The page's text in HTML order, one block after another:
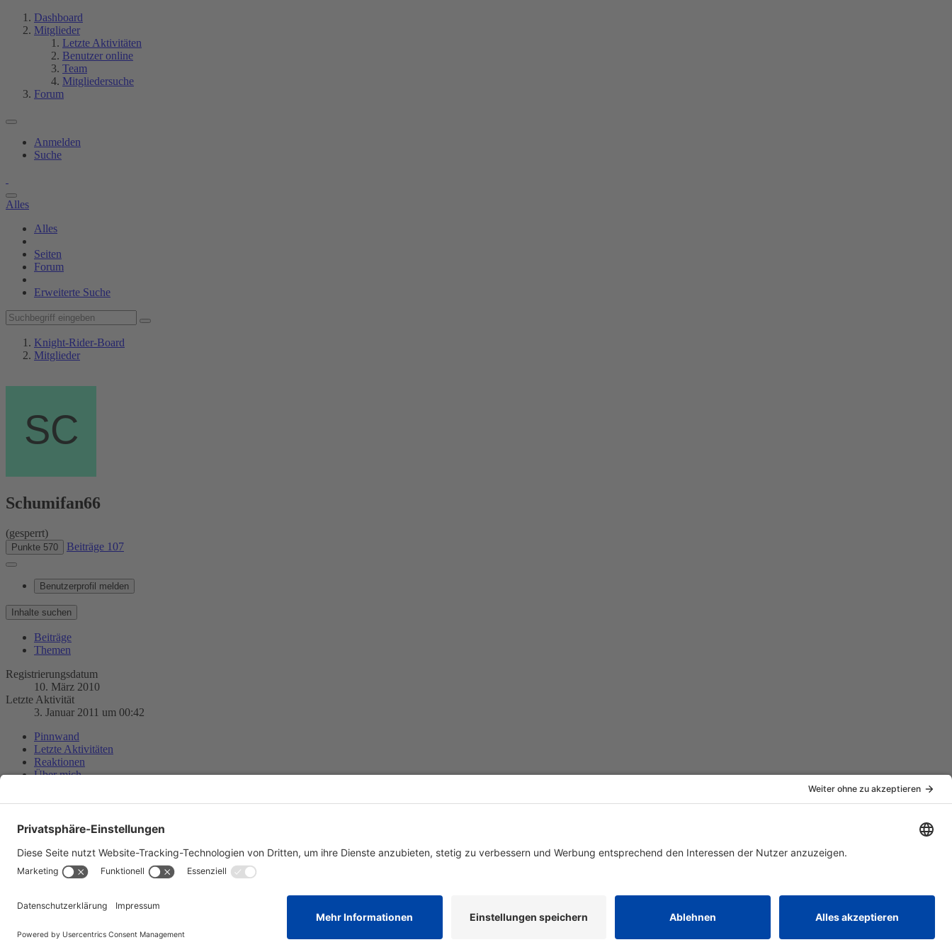
Dashboard
Mitglieder
Letzte Aktivitäten
Benutzer online
Team
Mitgliedersuche
Forum
Anmelden
Suche
Alles
Alles
Seiten
Forum
Erweiterte Suche
Knight-Rider-Board
Mitglieder
Schumifan66
(gesperrt)
Punkte 570 Beiträge 107
Benutzerprofil melden
Inhalte suchen
Beiträge
Themen
Registrierungsdatum
10. März 2010
Letzte Aktivität
3. Januar 2011 um 00:42
Pinnwand
Letzte Aktivitäten
Reaktionen
Über mich
Profil-Besucher1
Datenschutzerklärung